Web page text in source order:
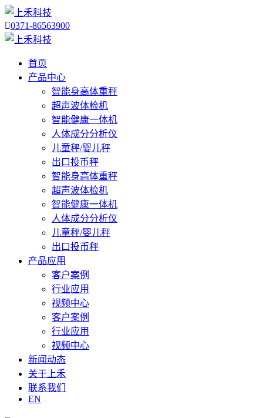
0371-86563900
首页
产品中心
智能身高体重秤
超声波体检机
智能健康一体机
人体成分分析仪
儿童秤/婴儿秤
出口投币秤
智能身高体重秤
超声波体检机
智能健康一体机
人体成分分析仪
儿童秤/婴儿秤
出口投币秤
产品应用
客户案例
行业应用
视频中心
客户案例
行业应用
视频中心
新闻动态
关于上禾
联系我们
EN